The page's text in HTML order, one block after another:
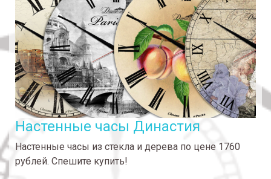
Настенные часы Династия
Настенные часы из стекла и дерева по цене 1760
рублей. Спешите купить!